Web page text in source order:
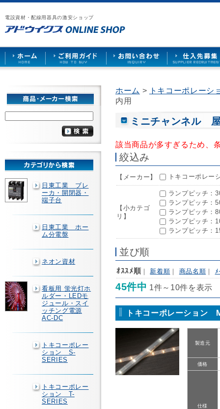
電設資材・配線用器具の激安ショップ
漏
電
ブ
レ
ー
カ
ー
や
照
ケ
ッ
ト
な
で
販
売
ア
ウ
イ
ス
HOME
ご
用
ガ
ド
お
い
合
せ
仕
先
募
日東工業 ブレ
ーカ・開閉器・
端子台
日東工業 ホー
ム分電盤
ネオン資材
看板用 蛍光灯ホ
ルダー・LEDモ
ジュール・スイ
ッチング電源
AC-DC
トキコーポレー
ション S-
SERIES
トキコーポレー
ション T-
SERIES
ホーム > トキコーポレー
内用
ミニチャンネル
該当商品が多すぎるため、
絞込み
【メーカー】 トキコーポレー
【小カテゴ
リ】
ランプピッチ：
ランプピッチ：
ランプピッチ：
ランプピッチ：
ランプピッチ：
並び順
ｵｽｽﾒ順 ｜ 新着順 ｜ 商品名順 ｜ ﾒ
45件中 1件～10件を表示
トキコーポレーション
製造元
価格
仕様